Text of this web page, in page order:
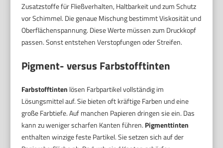
Zusatzstoffe für Fließverhalten, Haltbarkeit und zum Schutz
vor Schimmel. Die genaue Mischung bestimmt Viskosität und
Oberflächenspannung. Diese Werte müssen zum Druckkopf
passen. Sonst entstehen Verstopfungen oder Streifen.
Pigment- versus Farbstofftinten
Farbstofftinten lösen Farbpartikel vollständig im
Lösungsmittel auf. Sie bieten oft kräftige Farben und eine
große Farbtiefe. Auf manchen Papieren dringen sie ein. Das
kann zu weniger scharfen Kanten führen. Pigmenttinten
enthalten winzige feste Partikel. Sie setzen sich auf der